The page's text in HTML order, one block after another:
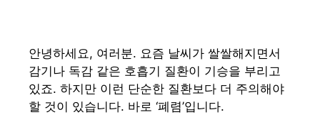
안녕하세요, 여러분. 요즘 날씨가 쌀쌀해지면서
감기나 독감 같은 호흡기 질환이 기승을 부리고
있죠. 하지만 이런 단순한 질환보다 더 주의해야
할 것이 있습니다. 바로 ‘폐렴’입니다.